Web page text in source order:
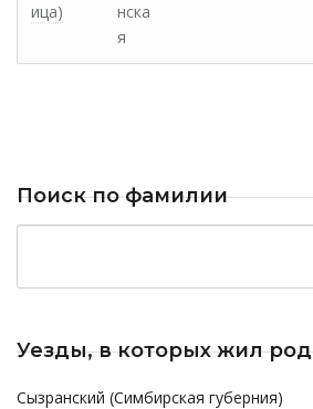
ица)
нска
я
Поиск по фамилии
Уезды, в которых жил род
Сызранский (Симбирская губерния)